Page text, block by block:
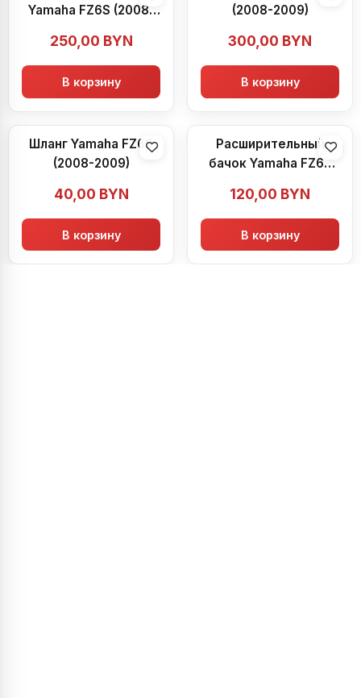
Yamaha FZ6S (2008-
250,00 BYN
В корзину
(2008-2009)
300,00 BYN
В корзину
Шланг Yamaha FZ6S
(2008-2009)
40,00 BYN
В корзину
Расширительный
бачок Yamaha FZ6S
120,00 BYN
В корзину